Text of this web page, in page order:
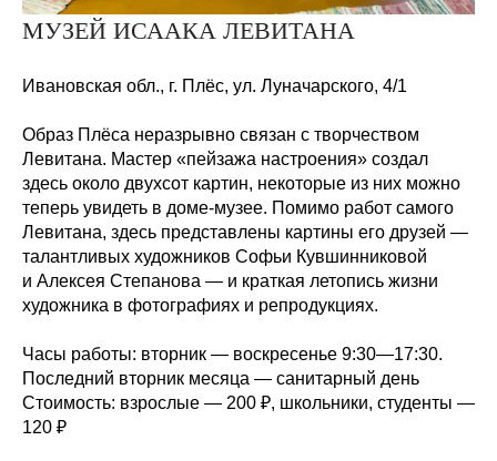
МУЗЕЙ ИСААКА ЛЕВИТАНА
Ивановская обл., г. Плёс, ул. Луначарского, 4/1
Образ Плёса неразрывно связан с творчеством
Левитана. Мастер «пейзажа настроения» создал
здесь около двухсот картин, некоторые из них можно
теперь увидеть в доме-музее. Помимо работ самого
Левитана, здесь представлены картины его друзей —
талантливых художников Софьи Кувшинниковой
и Алексея Степанова — и краткая летопись жизни
художника в фотографиях и репродукциях.
Часы работы: вторник — воскресенье 9:30—17:30.
Последний вторник месяца — санитарный день
Стоимость: взрослые — 200 ₽, школьники, студенты —
120 ₽